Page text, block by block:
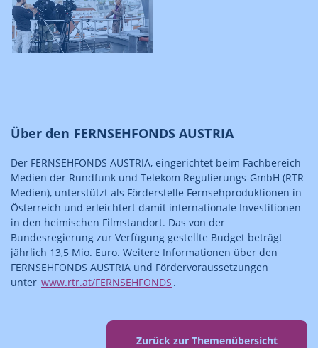
Über den FERNSEHFONDS AUSTRIA
Der FERNSEHFONDS AUSTRIA, eingerichtet beim Fachbereich
Medien der Rundfunk und Telekom Regulierungs-GmbH (RTR
Medien), unterstützt als Förderstelle Fernsehproduktionen in
Österreich und erleichtert damit internationale Investitionen
in den heimischen Filmstandort. Das von der
Bundesregierung zur Verfügung gestellte Budget beträgt
jährlich 13,5 Mio. Euro. Weitere Informationen über den
FERNSEHFONDS AUSTRIA und Fördervoraussetzungen
unter www.rtr.at/FERNSEHFONDS .
Zurück zur Themenübersicht